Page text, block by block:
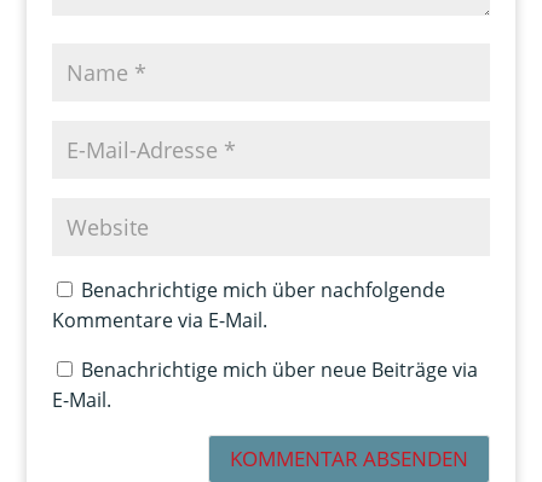
Benachrichtige mich über nachfolgende
Kommentare via E-Mail.
Benachrichtige mich über neue Beiträge via
E-Mail.